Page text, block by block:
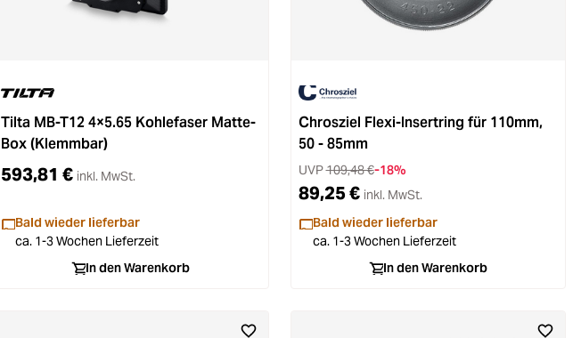
Tilta MB-T12 4×5.65 Kohlefaser Matte-
Box (Klemmbar)
593,81 € inkl. MwSt.
Bald wieder lieferbar
ca. 1-3 Wochen Lieferzeit
In den Warenkorb
Chrosziel Flexi-Insertring für 110mm,
50 - 85mm
UVP109,48 €-18%
89,25 € inkl. MwSt.
Bald wieder lieferbar
ca. 1-3 Wochen Lieferzeit
In den Warenkorb